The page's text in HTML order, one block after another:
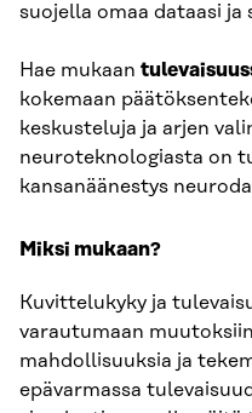
suojella omaa dataasi
Hae mukaan
kokemaan
keskusteluja ja arjen
neuroteknologiasta on
kansanäänestys
Miksi mukaan?
Kuvittelukyky ja
varautumaan
mahdollisuuksia ja
epävarmassa